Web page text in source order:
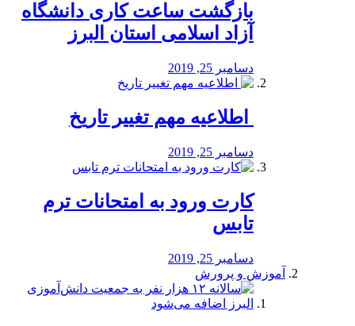
بازگشت ساعت کاری دانشگاه
آزاد اسلامی استان البرز
دسامبر 25, 2019
️ اطلاعیه مهم تغییر تاریخ
دسامبر 25, 2019
کارت ورود به امتحانات ترم
تابس
دسامبر 25, 2019
آموزش و پرورش